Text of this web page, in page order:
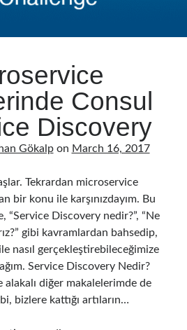
Consul
Discovery
Gökalpon March 16, 2017
Tekrardan microservice
bir konu ile karşınızdayım. Bu
“Service Discovery nedir?”, “Ne
gibi kavramlardan bahsedip,
nasıl gerçekleştirebileceğimize
Service Discovery Nedir?
alakalı diğer makalelerimde de
bizlere kattığı artıların…